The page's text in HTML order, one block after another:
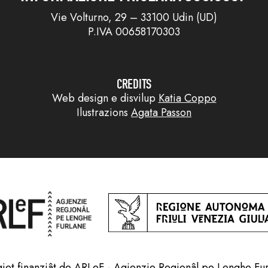
Vie Volturno, 29 – 33100 Udin (UD)
P.IVA 00658170303
CREDITS
Web design e disvilup Katia Coppo
Ilustrazions Agata Passon